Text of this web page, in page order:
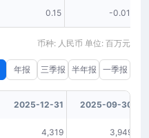
0.15 -0.01
币种: 人民币 单位: 百万元
年报 三季报 半年报 一季报
2025-12-31 2025-09-30
4,319 3,949